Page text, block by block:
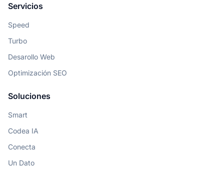
Servicios
Speed
Turbo
Desarollo Web
Optimización SEO
Soluciones
Smart
Codea IA
Conecta
Un Dato